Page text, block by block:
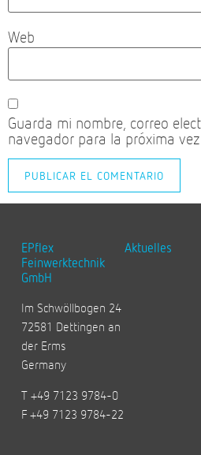
Web
Guarda mi nombre, correo
navegador para la próxima
EPflex
Feinwerktechnik
GmbH
Im Schwöllbogen 24
72581 Dettingen an
der Erms
Germany
T +49 7123 9784-0
F +49 7123 9784-22
Aktuelles